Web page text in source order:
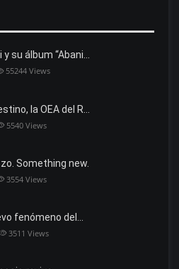
y su álbum “Abani…
55244 Views
la OEA del R…
5540 Views
Something new.
3554 Views
fenómeno del…
3511 Views